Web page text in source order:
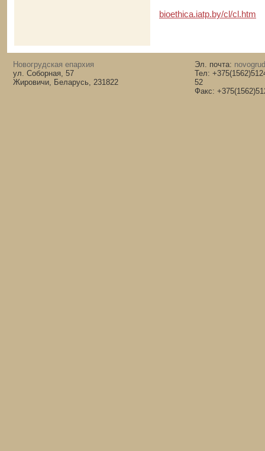
bioethica.iatp.by/cl/cl.htm
Новогрудская епархия
ул. Соборная, 57
Жировичи, Беларусь, 231822
Эл. почта:
Тел:
52
Факс: